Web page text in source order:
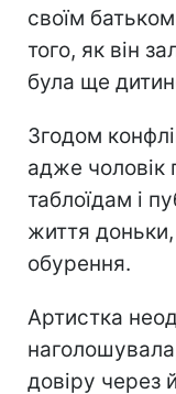
своїм
того, як він
була ще
Згодом
адже чоловік
таблоїдам і
життя
обурення.
Артистка
довіру через